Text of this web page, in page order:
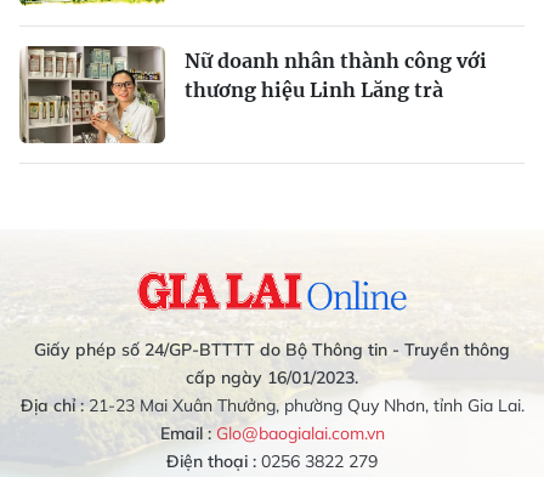
Nữ doanh nhân thành công với
thương hiệu Linh Lăng trà
Giấy phép số 24/GP-BTTTT do Bộ Thông tin - Truyền thông
cấp ngày 16/01/2023.
Địa chỉ :21-23 Mai Xuân Thưởng, phường Quy Nhơn, tỉnh Gia Lai.
Email : Glo@baogialai.com.vn
Điện thoại : 0256 3822 279